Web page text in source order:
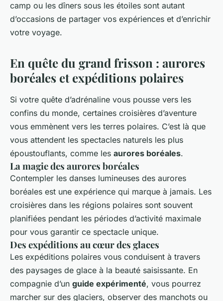
camp ou les dîners sous les étoiles sont autant
d’occasions de partager vos expériences et d’enrichir
votre voyage.
En quête du grand frisson : aurores
boréales et expéditions polaires
Si votre quête d’adrénaline vous pousse vers les
confins du monde, certaines croisières d’aventure
vous emmènent vers les terres polaires. C’est là que
vous attendent les spectacles naturels les plus
époustouflants, comme les aurores boréales.
La magie des aurores boréales
Contempler les danses lumineuses des aurores
boréales est une expérience qui marque à jamais. Les
croisières dans les régions polaires sont souvent
planifiées pendant les périodes d’activité maximale
pour vous garantir ce spectacle unique.
Des expéditions au cœur des glaces
Les expéditions polaires vous conduisent à travers
des paysages de glace à la beauté saisissante. En
compagnie d’un guide expérimenté, vous pourrez
marcher sur des glaciers, observer des manchots ou